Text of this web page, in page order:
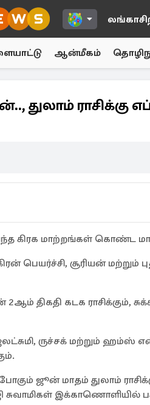
ஆன்மீகம்
துலாம் ராசிக்கு
கிரக மாற்றங்கள் கொண்ட
பெயர்ச்சி, சூரியன்
2ஆம் திகதி கடக ராசிக்கும்,
ருச்சக் மற்றும் ஹம்ஸ்
ஜூன் மாதம் துலாம்
சுவாமிகள் இக்காணொளியில்